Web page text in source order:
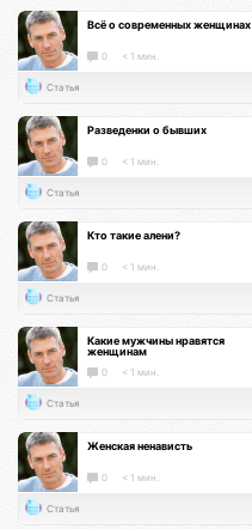
Всё о современных женщинах
0 < 1 мин.
Статья
Разведенки о бывших
0 < 1 мин.
Статья
Кто такие алени?
0 < 1 мин.
Статья
Какие мужчины нравятся
женщинам
0 < 1 мин.
Статья
Женская ненависть
0 < 1 мин.
Статья